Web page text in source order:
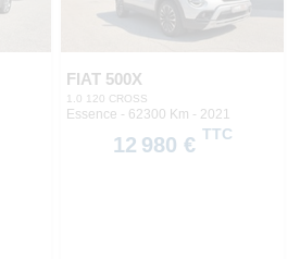
FIAT 500X
1.0 120 CROSS
Essence - 62300 Km - 2021
12 980 € TTC